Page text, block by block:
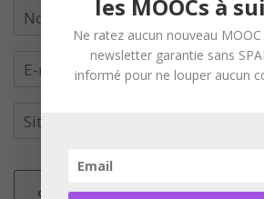
les MOOCs à
Ne ratez aucun nouveau
newsletter garantie sans
informé pour ne louper aucun